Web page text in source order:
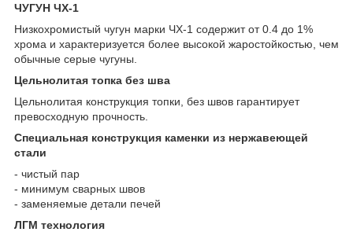
ЧУГУН ЧХ-1
Низкохромистый чугун марки ЧХ-1 содержит от 0.4 до 1%
хрома и характеризуется более высокой жаростойкостью, чем
обычные серые чугуны.
Цельнолитая топка без шва
Цельнолитая конструкция топки, без швов гарантирует
превосходную прочность.
Специальная конструкция каменки из нержавеющей
стали
- чистый пар
- минимум сварных швов
- заменяемые детали печей
ЛГМ технология